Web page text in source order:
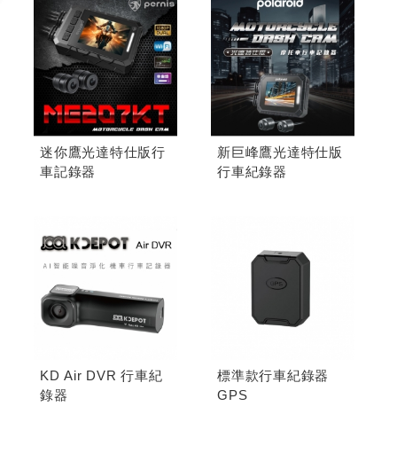
迷你鷹光達特仕版行
車記錄器
新巨峰鷹光達特仕版
行車紀錄器
KD Air DVR 行車紀
錄器
標準款行車紀錄器
GPS